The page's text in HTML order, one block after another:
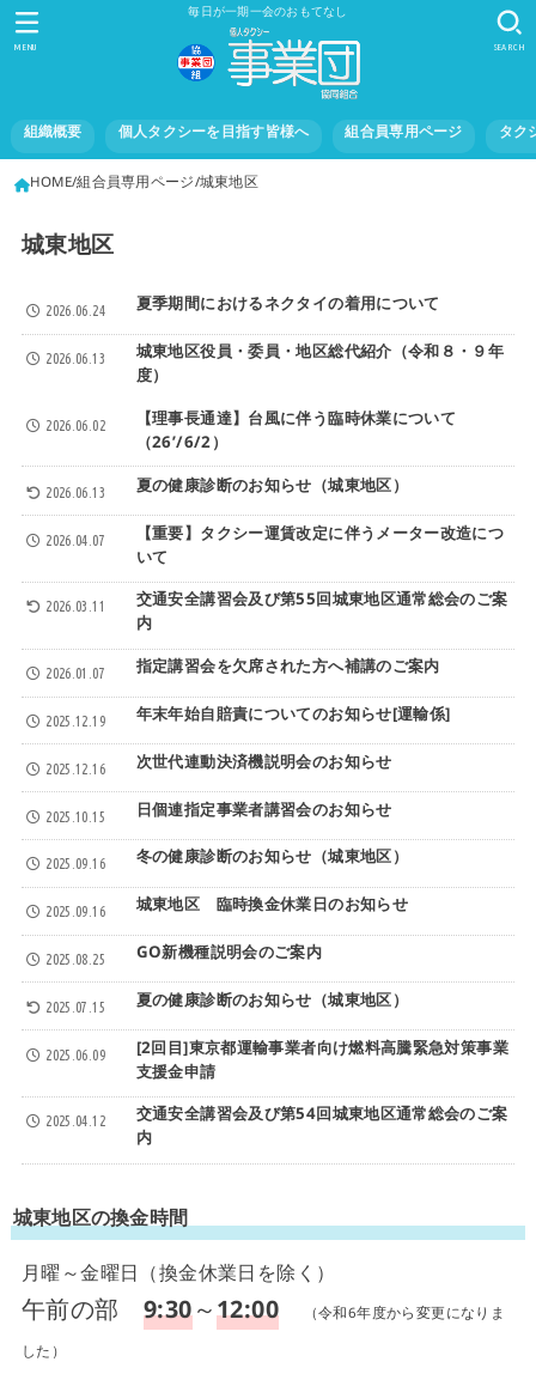
毎日が一期一会のおもてなし
組織概要 個人タクシーを目指す皆様へ 組合員専用ページ タク
SEARCH
MENU
HOME組合員専用ページ 城東地区
城東地区
夏季期間におけるネクタイの着用について
2026.06.24
城東地区役員・委員・地区総代紹介（令和８・９年
度）
2026.06.13
【理事長通達】台風に伴う臨時休業について
（26’/6/2）
2026.06.02
夏の健康診断のお知らせ（城東地区）
2026.06.13
【重要】タクシー運賃改定に伴うメーター改造につ
いて
2026.04.07
交通安全講習会及び第55回城東地区通常総会のご案
内
2026.03.11
指定講習会を欠席された方へ補講のご案内
2026.01.07
年末年始自賠責についてのお知らせ[運輸係]
2025.12.19
次世代連動決済機説明会のお知らせ
2025.12.16
日個連指定事業者講習会のお知らせ
2025.10.15
冬の健康診断のお知らせ（城東地区）
2025.09.16
城東地区 臨時換金休業日のお知らせ
2025.09.16
GO新機種説明会のご案内
2025.08.25
夏の健康診断のお知らせ（城東地区）
2025.07.15
[2回目]東京都運輸事業者向け燃料高騰緊急対策事業
支援金申請
2025.06.09
交通安全講習会及び第54回城東地区通常総会のご案
内
2025.04.12
城東地区の換金時間
月曜～金曜日（換金休業日を除く）
午前の部 9:30～12:00
（令和6年度から変更になりま
した）